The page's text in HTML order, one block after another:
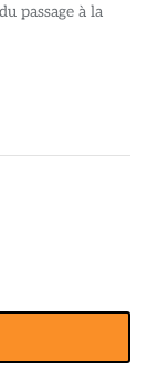
passage à la